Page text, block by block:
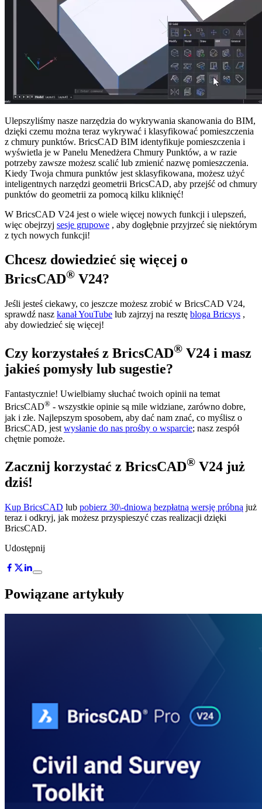
Ulepszyliśmy nasze narzędzia do wykrywania skanowania do BIM,
dzięki czemu można teraz wykrywać i klasyfikować pomieszczenia
z chmury punktów. BricsCAD BIM identyfikuje pomieszczenia i
wyświetla je w Panelu Menedżera Chmury Punktów, a w razie
potrzeby zawsze możesz scalić lub zmienić nazwę pomieszczenia.
Kiedy Twoja chmura punktów jest sklasyfikowana, możesz użyć
inteligentnych narzędzi geometrii BricsCAD, aby przejść od chmury
punktów do geometrii za pomocą kilku kliknięć!
W BricsCAD V24 jest o wiele więcej nowych funkcji i ulepszeń,
więc obejrzyj sesje grupowe , aby dogłębnie przyjrzeć się niektórym
z tych nowych funkcji!
Chcesz dowiedzieć się więcej o
BricsCAD® V24?
Jeśli jesteś ciekawy, co jeszcze możesz zrobić w BricsCAD V24,
sprawdź nasz kanał YouTube lub zajrzyj na resztę bloga Bricsys ,
aby dowiedzieć się więcej!
Czy korzystałeś z BricsCAD® V24 i masz
jakieś pomysły lub sugestie?
Fantastycznie! Uwielbiamy słuchać twoich opinii na temat
BricsCAD® - wszystkie opinie są mile widziane, zarówno dobre,
jak i złe. Najlepszym sposobem, aby dać nam znać, co myślisz o
BricsCAD, jest wysłanie do nas prośby o wsparcie; nasz zespół
chętnie pomoże.
Zacznij korzystać z BricsCAD® V24 już
dziś!
Kup BricsCAD lub pobierz 30\-dniową bezpłatną wersję próbną już
teraz i odkryj, jak możesz przyspieszyć czas realizacji dzięki
BricsCAD.
Udostępnij
Powiązane artykuły